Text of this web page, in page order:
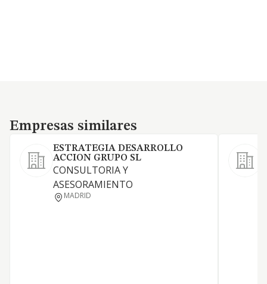
Empresas similares
Empresas similares
ESTRATEGIA DESARROLLO
ACCION GRUPO SL
CONSULTORIA Y
ASESORAMIENTO
MADRID